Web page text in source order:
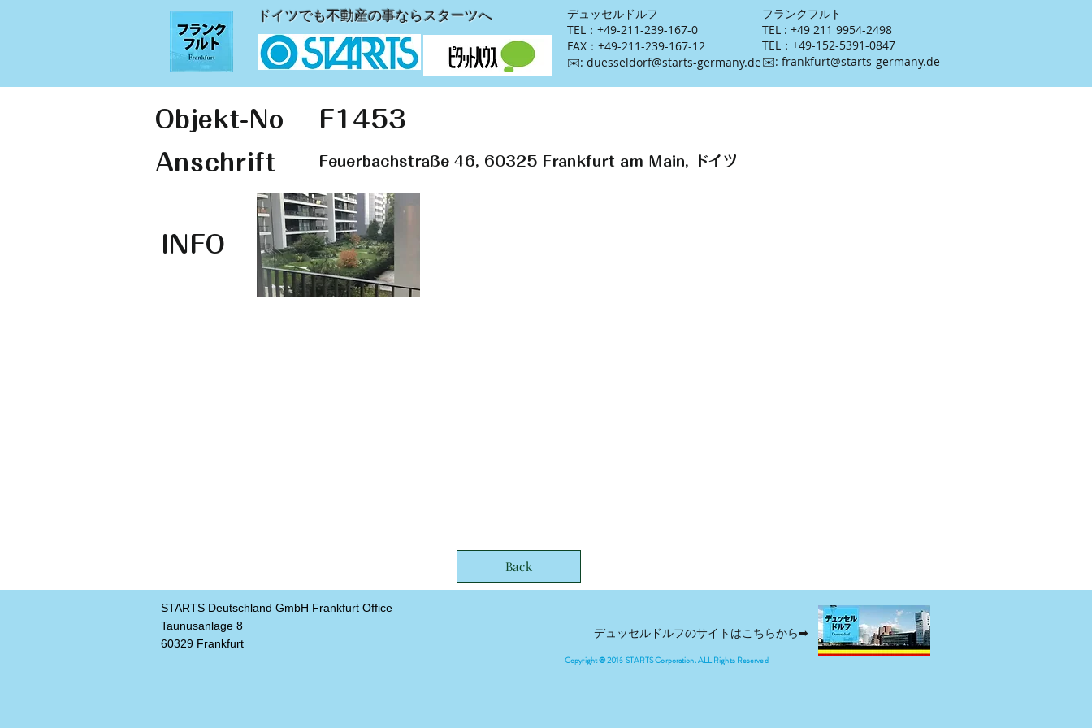
ドイツでも不動産の事ならスターツへ
​デュッセルドルフ
TEL：+49-211-239-167-0
FAX：+49-211-239-167-12
​✉️: duesseldorf@starts-germany.de
​フランクフルト
TEL : +49 211 9954-2498
TEL：+49-152-5391-0847
​✉️: frankfurt@starts-germany.de
Objekt-No
Anschrift
F1453
Feuerbachstraße 46, 60325 Frankfurt am Main, ドイツ
INFO
Back
STARTS Deutschland GmbH Frankfurt Office
Taunusanlage 8
60329 Frankfurt
デュッセルドルフのサイトはこちらから➡
Copyright © 2016 STARTS Corporation. ALL Rights Reserved